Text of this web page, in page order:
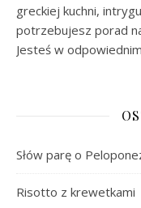
greckiej kuchni,
potrzebujesz porad
Jesteś w
Słów parę o
Risotto z krewetkami